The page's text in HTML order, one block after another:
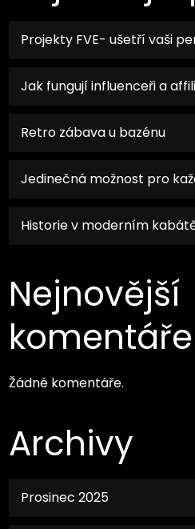
Projekty FVE- ušetří vaši
Jak fungují influenceři a
Retro zábava u bazénu
Jedinečná možnost pro
Historie v moderním
Nejnovější
komentáře
Žádné komentáře.
Archivy
Prosinec 2025